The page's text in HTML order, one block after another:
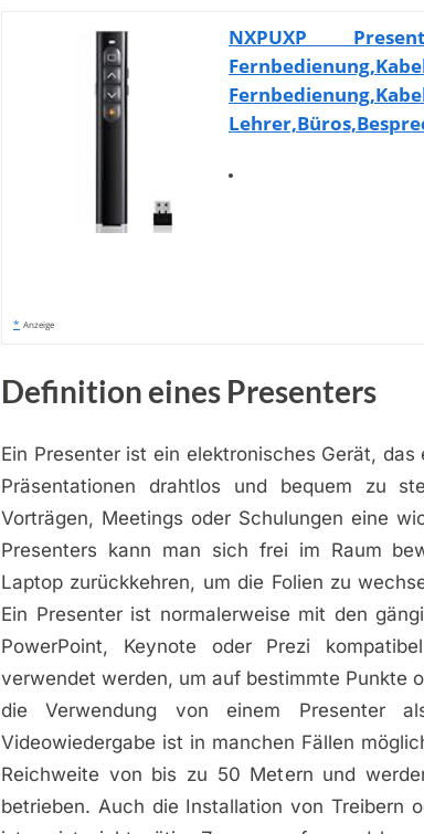
NXPUXP
* Anzeige
Definition eines Presenters
Ein Presenter ist ein elektronisches Gerät,
Präsentationen drahtlos und bequem zu
Vorträgen, Meetings oder Schulungen eine
Presenters kann man sich frei im Raum
Laptop zurückkehren, um die Folien zu
Ein Presenter ist normalerweise mit den
PowerPoint, Keynote oder Prezi
verwendet werden, um auf bestimmte Punkte
die Verwendung von einem Presenter
Videowiedergabe ist in manchen Fällen
Reichweite von bis zu 50 Metern und
betrieben. Auch die Installation von Treibern